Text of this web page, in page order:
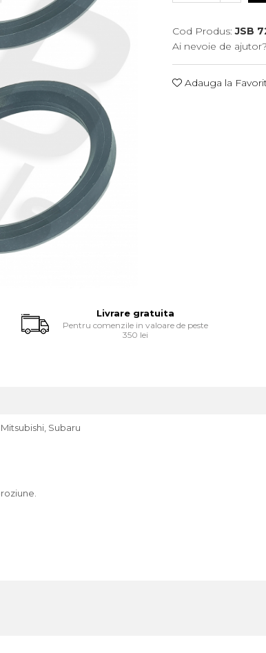
Cod Produs: JSB
Ai nevoie de ajutor?
Adauga la
Livrare gratuita
Pentru comenzile in valoare de peste
350 lei
Subaru